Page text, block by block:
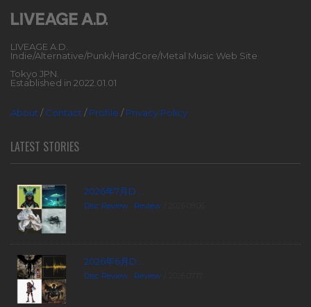
LIVEAGE A.D.
Indie/Alternative/Punk/HardCore/Metal Music Web Site
Tokyo JPN.
Established in 2022.01.01
About /Contact /Profile /Privacy Policy
LATEST STORIES
2026年7月D...
Disc Review Review
2026年6月D...
Disc Review Review